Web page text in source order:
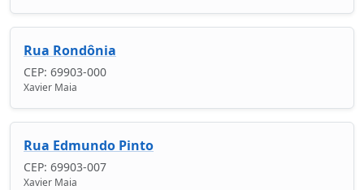
Rua Rondônia
CEP: 69903-000
Xavier Maia
Rua Edmundo Pinto
CEP: 69903-007
Xavier Maia